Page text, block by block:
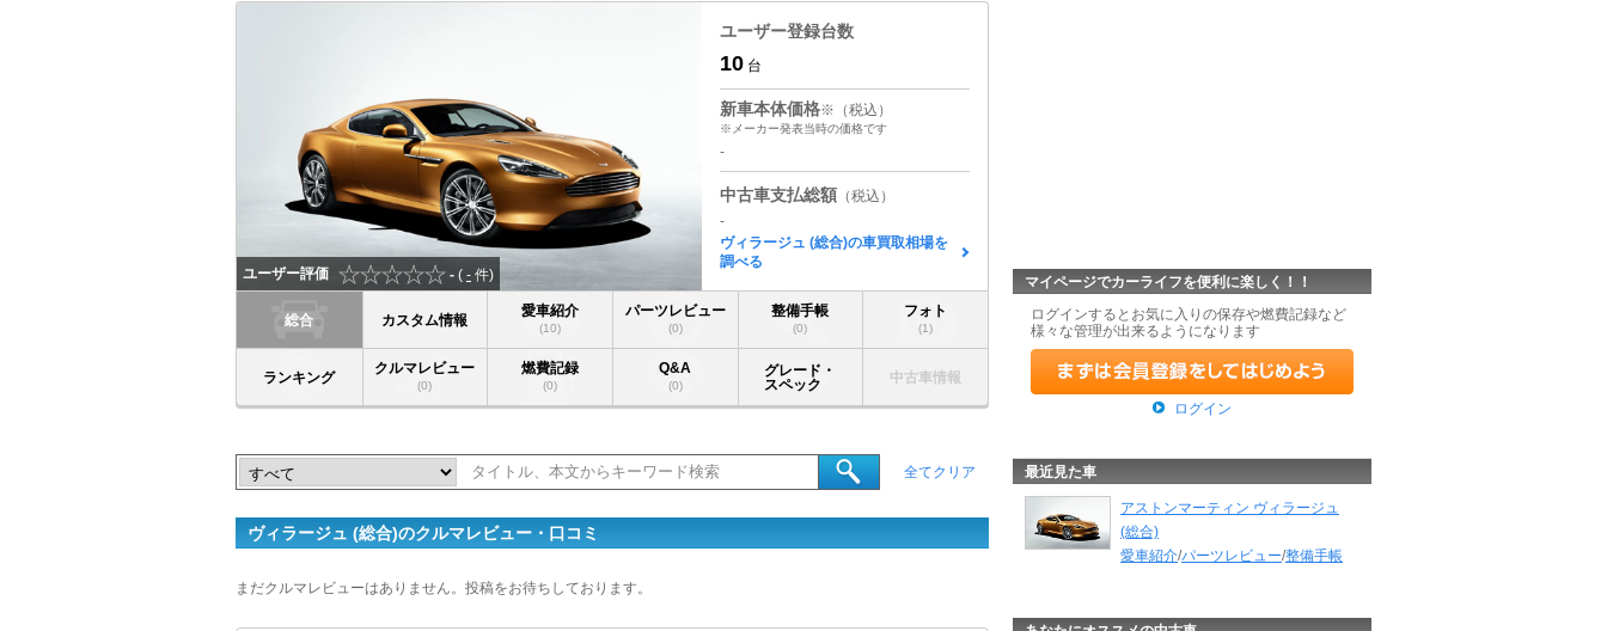
ユーザー評価 - ( - 件)
ユーザー登録台数
10 台
新車本体価格※（税込）
※メーカー発表当時の価格です
-
中古車支払総額 （税込）
-
ヴィラージュ (総合)の車買取相場を
調べる
総合 カスタム情報
愛車紹介
(10)
パーツレビュー
(0)
整備手帳
(0)
フォト
(1)
ランキング
クルマレビュー
(0)
燃費記録
(0)
Q&A
(0)
グレード・
スペック
中古車情報
全てクリア
ヴィラージュ (総合)のクルマレビュー・口コミ
まだクルマレビューはありません。投稿をお待ちしております。
マイページでカーライフを便利に楽しく！！
ログインするとお気に入りの保存や燃費記録など
様々な管理が出来るようになります
ログイン
最近見た車
アストンマーティン ヴィラージュ
(総合)
愛車紹介/パーツレビュー/整備手帳